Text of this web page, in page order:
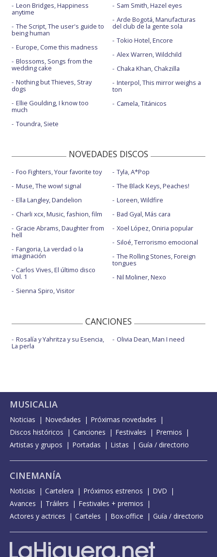
Leon Bridges, Happiness
anytime
The Script, The user's guide to
being human
Europe, Come this madness
Blossoms, Songs from the
wedding cake
Nothing but Thieves, Stray
dogs
Ellie Goulding, I know too
much
Toundra, Siete
Sam Smith, Hazel eyes
Arde Bogotá, Manufacturas
del club de la gente sola
Tokio Hotel, Encore
Alex Warren, Wildchild
Chaka Khan, Chakzilla
Interpol, This mirror weighs a
ton
Camela, Titánicos
NOVEDADES DISCOS
Foo Fighters, Your favorite toy
Muse, The wow! signal
Ella Langley, Dandelion
Charli xcx, Music, fashion, film
Gracie Abrams, Daughter from
hell
Fangoria, La verdad o la
imaginación
Carlos Vives, El último disco
Vol. 1
Sienna Spiro, Visitor
Tyla, A*Pop
The Black Keys, Peaches!
Loreen, Wildfire
Bad Gyal, Más cara
Xoel López, Oniria popular
Siloé, Terrorismo emocional
The Rolling Stones, Foreign
tongues
Nil Moliner, Nexo
CANCIONES
Rosalía y Yahritza y su Esencia,
La perla
Olivia Dean, Man I need
MUSICALIA
Noticias Novedades
Próximas novedades
Discos históricos
Canciones Festivales
Premios
Artistas y grupos
Portadas Listas Guía / directorio
CINEMANÍA
Noticias Cartelera Próximos estrenos
DVD
Avances
Tráilers
Festivales + premios
Actores y actrices
Carteles Box-office Guía / directorio